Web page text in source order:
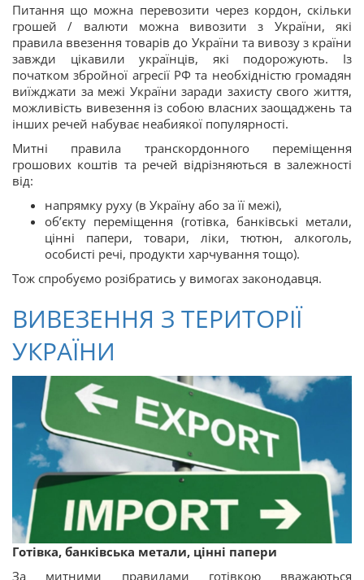
Питання що можна перевозити через кордон, скільки
грошей / валюти можна вивозити з України, які
правила ввезення товарів до України та вивозу з країни
завжди цікавили українців, які подорожують. Із
початком збройної агресії РФ та необхідністю громадян
виїжджати за межі України заради захисту свого життя,
можливість вивезення із собою власних заощаджень та
інших речей набуває неабиякої популярності.
Митні правила транскордонного переміщення
грошових коштів та речей відрізняються в залежності
від:
напрямку руху (в Україну або за її межі),
об’єкту переміщення (готівка, банківські метали,
цінні папери, товари, ліки, тютюн, алкоголь,
особисті речі, продукти харчування тощо).
Тож спробуємо розібратись у вимогах законодавця.
ВИВЕЗЕННЯ З ТЕРИТОРІЇ
УКРАЇНИ
Готівка, банківська метали, цінні папери
За митними правилами готівкою вважаються